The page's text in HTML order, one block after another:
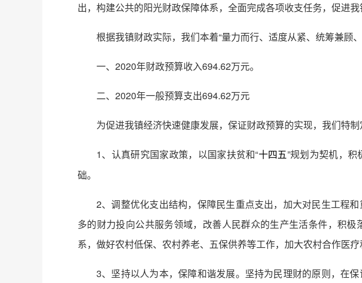
出，构建公共的阳光财政保障体系，全面完成各项收支任务，促进
根据我镇财政实际，我们本着“量力而行、适度从紧、统筹兼顾
一、2020年财政预算收入694.62万元。
二、2020年一般预算支出694.62万元
为促进我镇经济快速健康发展，保证财政预算的实现，我们特制
1、认真研究国家政策，以国家扶贫和“十四五”规划为契机，
础。
2、调整优化支出结构，保障民生重点支出，加大对民生工程
多的财力投向公共服务领域，改善人民群众的生产生活条件，积
系，做好农村低保、农村养老、五保供养等工作，加大农村合作医疗
3、坚持以人为本，保障和谐发展。坚持为民理财的原则，在